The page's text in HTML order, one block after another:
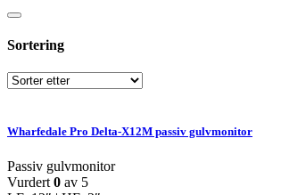
Sortering
Wharfedale Pro Delta-X12M passiv gulvmonitor
Passiv gulvmonitor
Vurdert0 av 5